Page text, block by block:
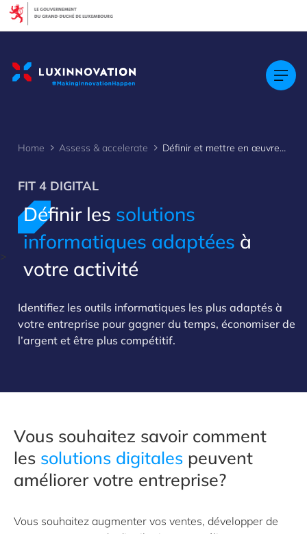
>
Home Assess & accelerate Définir et mettre en œuvre les solutions informatiques adaptées à votre activité
FIT 4 DIGITAL
Définir les solutions
informatiques adaptées à
votre activité
Identifiez les outils informatiques les plus adaptés à
votre entreprise pour gagner du temps, économiser de
l’argent et être plus compétitif.
Vous souhaitez savoir comment
les solutions digitales peuvent
améliorer votre entreprise?
Vous souhaitez augmenter vos ventes, développer de
Cookies management panel